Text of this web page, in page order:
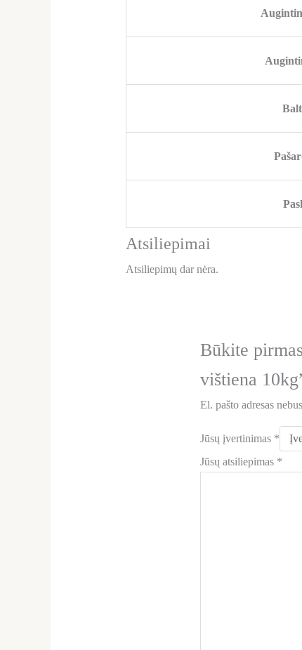
Atsiliepimai
Atsiliepimų dar nėra.
Būkite
vištiena
El. pašto adresas
Jūsų įvertinimas *
Jūsų atsiliepimas *